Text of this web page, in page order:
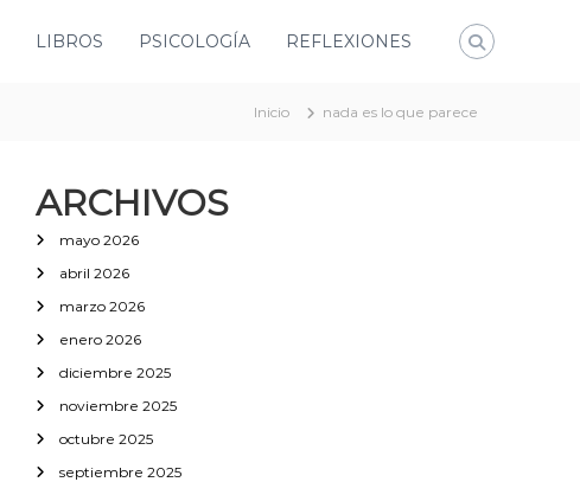
LIBROS PSICOLOGÍA REFLEXIONES
Inicio nada es lo que parece
ARCHIVOS
mayo 2026
abril 2026
marzo 2026
enero 2026
diciembre 2025
noviembre 2025
octubre 2025
septiembre 2025